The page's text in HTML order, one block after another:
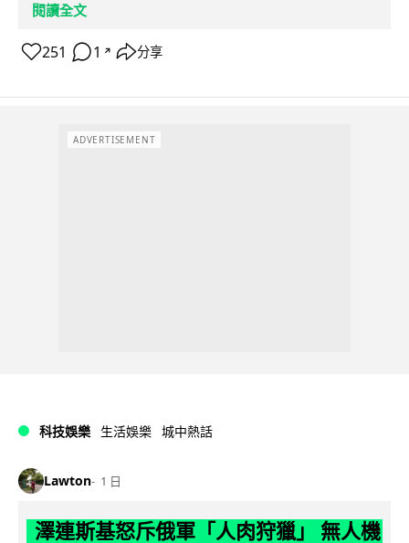
閱讀全文
251 1 ↗ 分享
ADVERTISEMENT
科技娛樂 生活娛樂 城中熱話
Lawton 1 日
澤連斯基怒斥俄軍「人肉狩獵」 無人機